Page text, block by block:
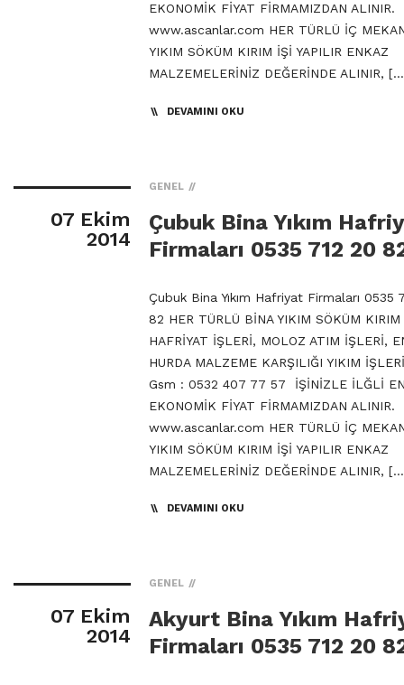
EKONOMİK FİYAT FİRMAMIZDAN ALINIR.
www.ascanlar.com HER TÜRLÜ İÇ
YIKIM SÖKÜM KIRIM İŞİ YAPILIR ENKAZ
MALZEMELERİNİZ DEĞERİNDE ALINIR,
DEVAMINI OKU
07 Ekim
2014
GENEL
Çubuk Bina Yıkım
Firmaları 0535 712 20
Çubuk Bina Yıkım Hafriyat Firmaları 0535
82 HER TÜRLÜ BİNA YIKIM SÖKÜM KIRIM
HAFRİYAT İŞLERİ, MOLOZ ATIM İŞLERİ,
HURDA MALZEME KARŞILIĞI YIKIM
Gsm : 0532 407 77 57 İŞİNİZLE İLĞLİ EN
EKONOMİK FİYAT FİRMAMIZDAN ALINIR.
www.ascanlar.com HER TÜRLÜ İÇ
YIKIM SÖKÜM KIRIM İŞİ YAPILIR ENKAZ
MALZEMELERİNİZ DEĞERİNDE ALINIR,
DEVAMINI OKU
07 Ekim
2014
GENEL
Akyurt Bina Yıkım
Firmaları 0535 712 20